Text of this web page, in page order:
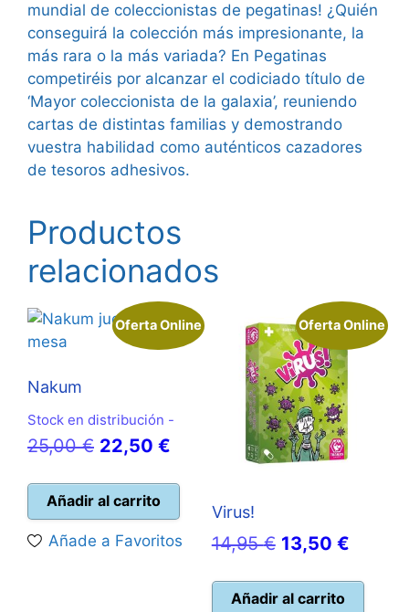
mundial de coleccionistas de pegatinas! ¿Quién
conseguirá la colección más impresionante, la
más rara o la más variada? En Pegatinas
competiréis por alcanzar el codiciado título de
‘Mayor coleccionista de la galaxia’, reuniendo
cartas de distintas familias y demostrando
vuestra habilidad como auténticos cazadores
de tesoros adhesivos.
Productos
relacionados
Oferta Online
Nakum
Stock en distribución -
25,00€ El
original
22,50 €
22,50 €.
Añadir al carrito
Añade a Favoritos
Oferta Online
Virus!
14,95€ El
original
13,50 €El
Añadir al carrito